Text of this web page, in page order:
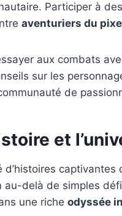
Participer à
aventuriers du
aux combats
sur les
de
et
d’histoires
au-delà de simples
une riche odyssée